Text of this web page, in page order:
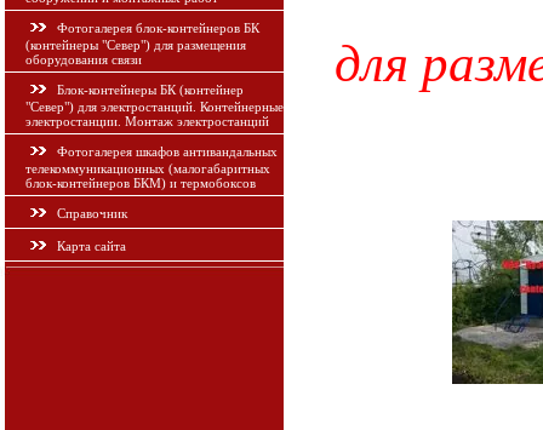
Фотогалерея блок-контейнеров БК
(контейнеры "Север") для размещения
оборудования связи
Блок-контейнеры БК (контейнер
"Север") для электростанций. Контейнерные
электростанции. Монтаж электростанций
Фотогалерея шкафов антивандальных
телекоммуникационных (малогабаритных
блок-контейнеров БКМ) и термобоксов
Справочник
Карта сайта
для